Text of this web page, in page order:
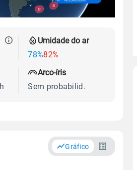
Umidade do ar
78%82%
Arco-íris
Sem probabilid.
Gráfico